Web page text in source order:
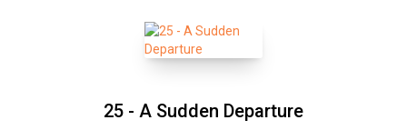
25 - A Sudden Departure